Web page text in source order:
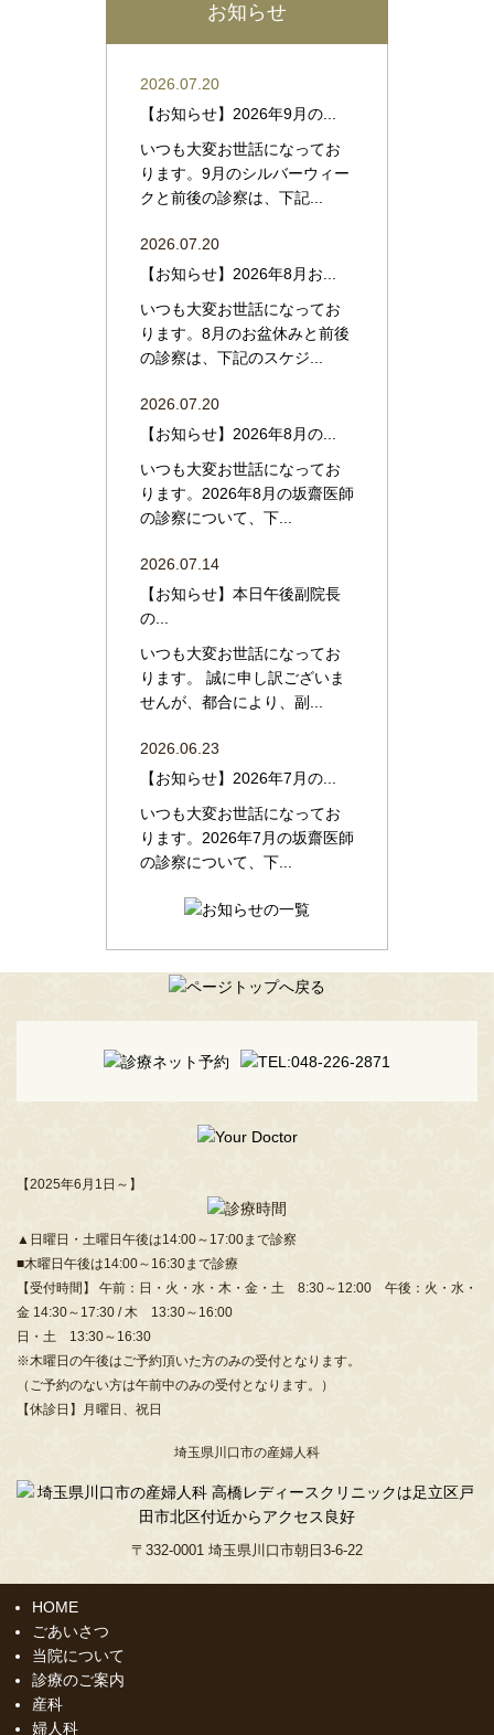
お知らせ
2026.07.20
【お知らせ】2026年9月の...
いつも大変お世話になってお
ります。9月のシルバーウィー
クと前後の診察は、下記...
2026.07.20
【お知らせ】2026年8月お...
いつも大変お世話になってお
ります。8月のお盆休みと前後
の診察は、下記のスケジ...
2026.07.20
【お知らせ】2026年8月の...
いつも大変お世話になってお
ります。2026年8月の坂齋医師
の診察について、下...
2026.07.14
【お知らせ】本日午後副院長
の...
いつも大変お世話になってお
ります。 誠に申し訳ございま
せんが、都合により、副...
2026.06.23
【お知らせ】2026年7月の...
いつも大変お世話になってお
ります。2026年7月の坂齋医師
の診察について、下...
【2025年6月1日～】
▲日曜日・土曜日午後は14:00～17:00まで診察
■木曜日午後は14:00～16:30まで診療
【受付時間】 午前：日・火・水・木・金・土 8:30～12:00 午後：火・水・
金 14:30～17:30 / 木 13:30～16:00
日・土 13:30～16:30
※木曜日の午後はご予約頂いた方のみの受付となります。
（ご予約のない方は午前中のみの受付となります。）
【休診日】月曜日、祝日
埼玉県川口市の産婦人科
〒332-0001 埼玉県川口市朝日3-6-22
HOME
ごあいさつ
当院について
診療のご案内
産科
婦人科